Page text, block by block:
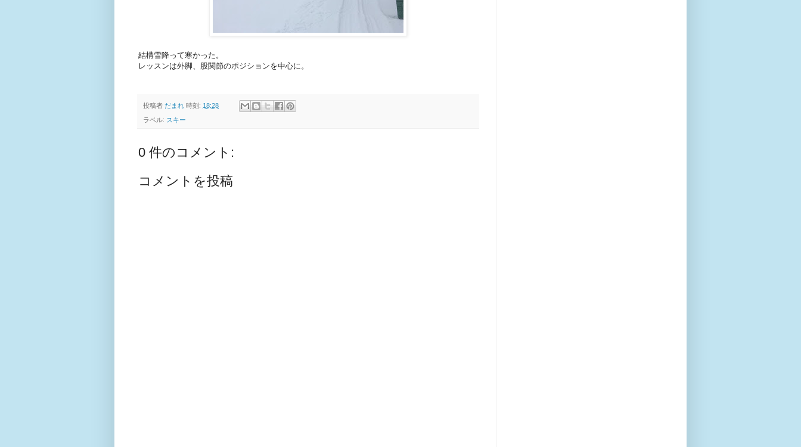
結構雪降って寒かった。
レッスンは外脚、股関節のポジションを中心に。
投稿者 だまれ 時刻: 18:28
ラベル: スキー
0 件のコメント:
コメントを投稿